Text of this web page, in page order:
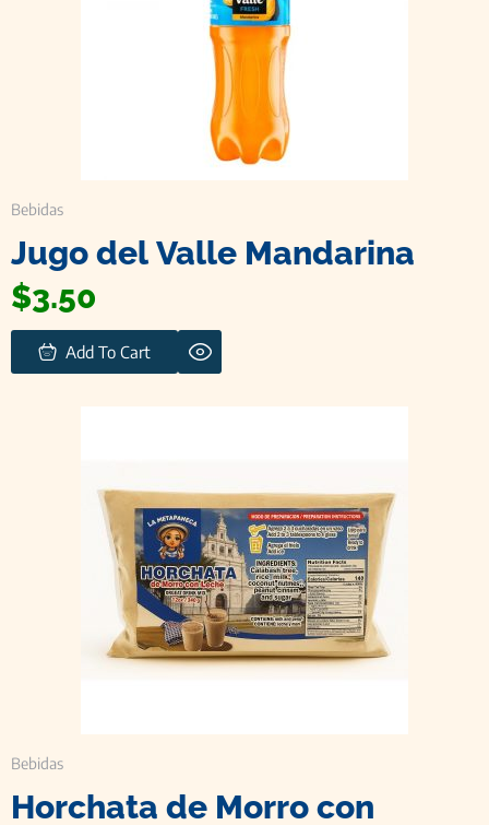
Bebidas
Jugo del Valle Mandarina
$3.50
Add To Cart
Bebidas
Horchata de Morro con